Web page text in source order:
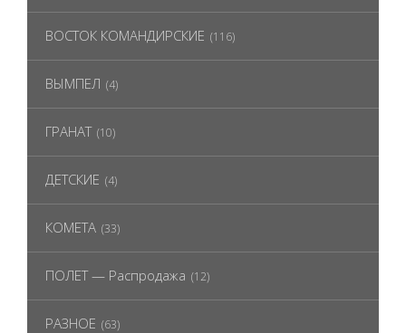
ВОСТОК КОМАНДИРСКИЕ (116)
ВЫМПЕЛ (4)
ГРАНАТ (10)
ДЕТСКИЕ (4)
КОМЕТА (33)
ПОЛЕТ — Распродажа (12)
РАЗНОЕ (63)